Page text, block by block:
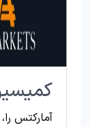
آمارکتس